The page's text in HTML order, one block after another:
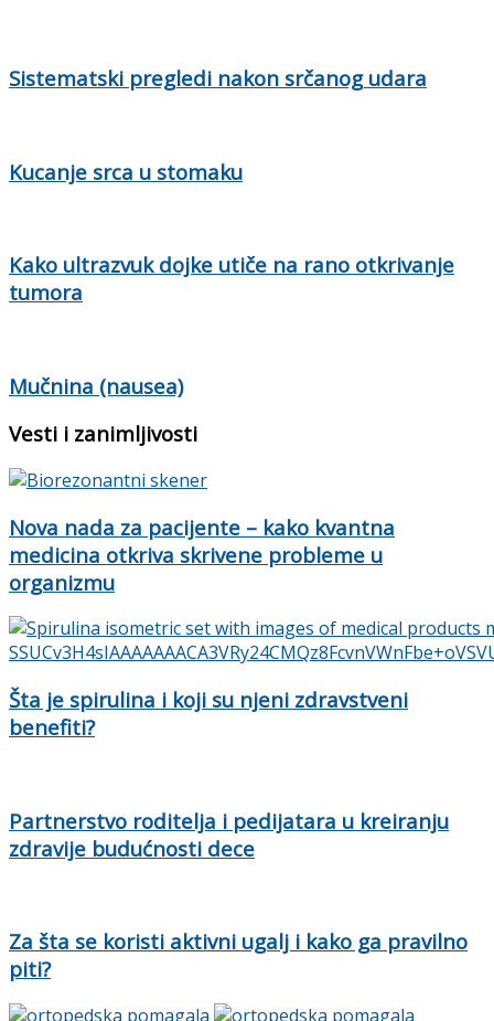
Sistematski pregledi nakon srčanog udara
Kucanje srca u stomaku
Kako ultrazvuk dojke utiče na rano otkrivanje
tumora
Mučnina (nausea)
Vesti i zanimljivosti
Nova nada za pacijente – kako kvantna
medicina otkriva skrivene probleme u
organizmu
Šta je spirulina i koji su njeni zdravstveni
benefiti?
Partnerstvo roditelja i pedijatara u kreiranju
zdravije budućnosti dece
Za šta se koristi aktivni ugalj i kako ga pravilno
piti?